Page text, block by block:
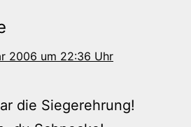
2006 um 22:36 Uhr
die Siegerehrung!